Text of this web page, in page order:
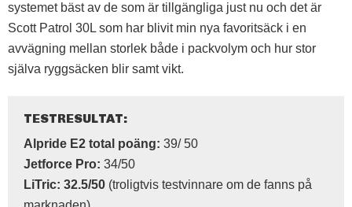
systemet bäst av de som är tillgängliga just nu och det är
Scott Patrol 30L som har blivit min nya favoritsäck i en
avvägning mellan storlek både i packvolym och hur stor
själva ryggsäcken blir samt vikt.
TESTRESULTAT:
Alpride E2 total poäng: 39/ 50
Jetforce Pro: 34/50
LiTric: 32.5/50 (troligtvis testvinnare om de fanns på